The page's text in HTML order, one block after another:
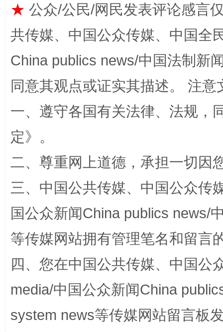
漫山遍野的桃花与雪山、麦地、白藏房 除
招工难、用工荒背后
网上购药对药下症？
★ 公众/公民/网民发表评论感言
共传媒、中国公众传媒、中国全
China publics news/中国法制新
同意其观点或证实其描述。 注
一、遵守各国有关法律、法规，
定》。
二、尊重网上道德，承担一切因
三、中国公共传媒、中国公众传
国公众新闻China publics news/
等传媒网站拥有管理笔名和留言
四、您在中国公共传媒、中国公
media/中国公众新闻China
system news等传媒网站留言板